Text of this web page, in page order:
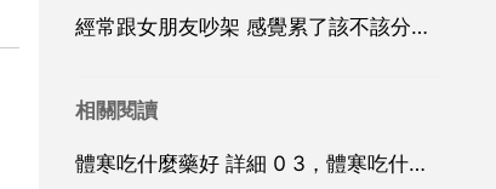
經常跟女朋友吵架 感覺累了該不該分手呢？
相關閱讀
體寒吃什麼藥好 詳細 0 3，體寒吃什麼藥好